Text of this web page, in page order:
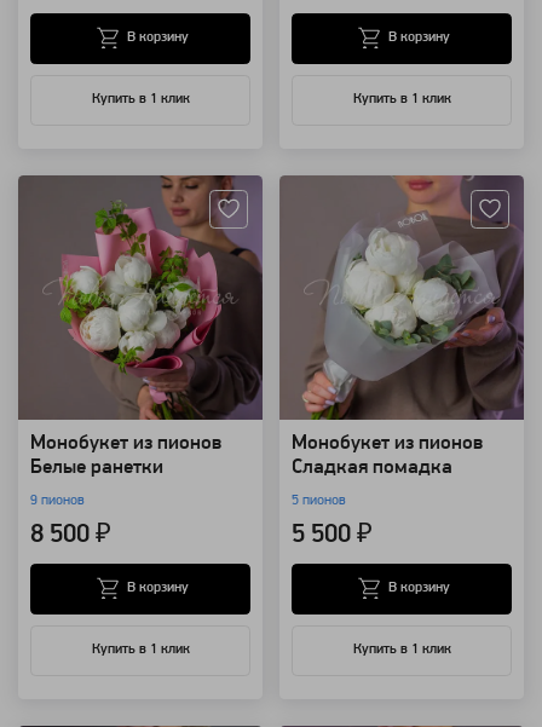
Купить в 1 клик
В корзину
Купить в 1 клик
В корзину
Монобукет из пионов
Белые ранетки
9 пионов
8 500 ₽
Купить в 1 клик
В корзину
Монобукет из пионов
Сладкая помадка
5 пионов
5 500 ₽
Купить в 1 клик
В корзину